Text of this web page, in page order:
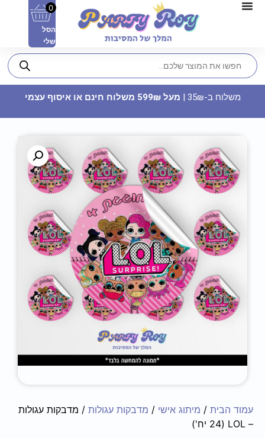
מפיות נייר - בית הבובות של גבי
10.90
₪
+
ADD
0
הסל
שלי
משלוח ב-35₪ | מעל 599₪ משלוח חינם או איסוף עצמי
עמוד הבית / מיתוג אישי / מדבקות עגולות / מדבקות עגולות
– ‏‏‏‏LOL (24 יח')